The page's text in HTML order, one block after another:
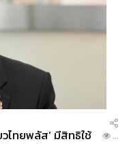
วไทยพลัส’ มีสิทธิใช้
...